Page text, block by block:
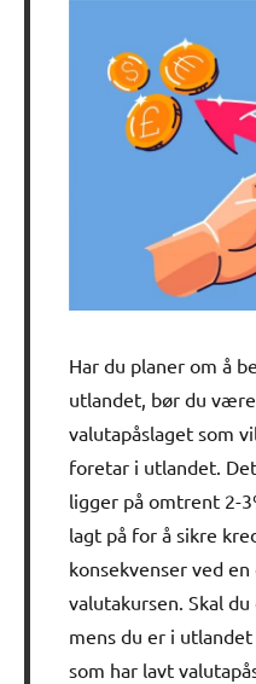
Har du planer om å
utlandet, bør du
valutapåslaget som
foretar i utlandet.
ligger på omtrent 2-
lagt på for å sikre
konsekvenser ved
valutakursen. Skal
mens du er i
som har lavt